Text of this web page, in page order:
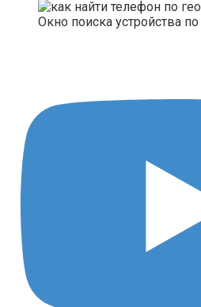
Окно поиска устройства